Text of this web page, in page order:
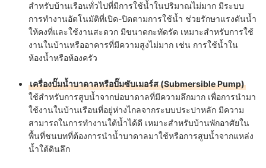
สำหรับบ้านเรือนทั่วไปที่มีการใช้น้ำในปริมาณไม่มาก มีระบบ
การทำงานอัตโนมัติที่เปิด-ปิดตามการใช้น้ำ ช่วยรักษาแรงดันน้ำ
ให้คงที่และใช้งานสะดวก มีขนาดกะทัดรัด เหมาะสำหรับการใช้
งานในบ้านหรืออาคารที่มีความสูงไม่มาก เช่น การใช้น้ำใน
ห้องน้ำหรือห้องครัว
เครื่องปั๊มน้ำบาดาลหรือปั๊มซับเมอร์ส (Submersible Pump)
ใช้สำหรับการสูบน้ำจากบ่อบาดาลที่มีความลึกมาก เพื่อการนำมา
ใช้งานในบ้านเรือนที่อยู่ห่างไกลจากระบบประปาหลัก มีความ
สามารถในการทำงานใต้น้ำได้ดี เหมาะสำหรับบ้านพักอาศัยใน
พื้นที่ชนบทที่ต้องการนำน้ำบาดาลมาใช้หรือการสูบน้ำจากแหล่ง
น้ำใต้ดินลึก